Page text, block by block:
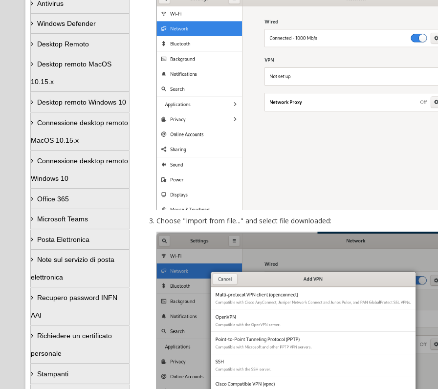
Antivirus
Windows Defender
Desktop Remoto
Desktop remoto MacOS
10.15.x
Desktop remoto Windows 10
Connessione desktop remoto
MacOS 10.15.x
Connessione desktop remoto
Windows 10
Office 365
Microsoft Teams
Posta Elettronica
Note sul servizio di posta
elettronica
Recupero password INFN
AAI
Richiedere un certificato
personale
Stampanti
Choose "Import from file..." and select file downloaded: